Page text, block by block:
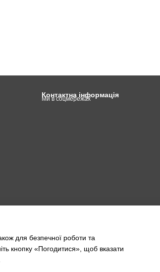
Контактна інформація
Ми в соцмережах
для безпечної роботи та
кнопку «Погодитися», щоб вказати